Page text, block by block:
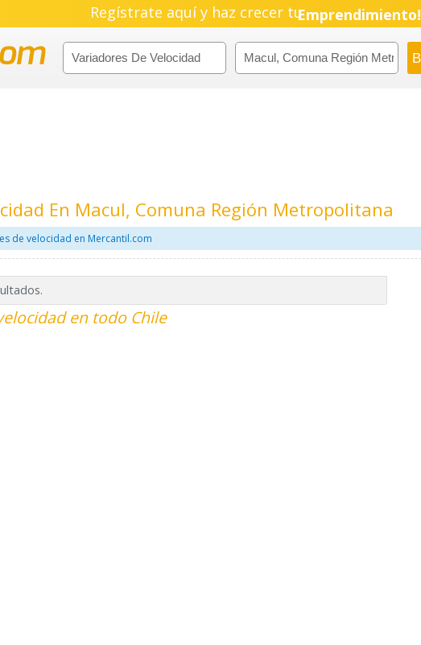
Regístrate aquí y haz crecer tuEmprendimiento!
En Macul, Comuna Región Metropolitana
de velocidad en Mercantil.com
en todo Chile